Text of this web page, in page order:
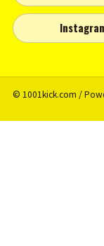
© 1001kick.com /